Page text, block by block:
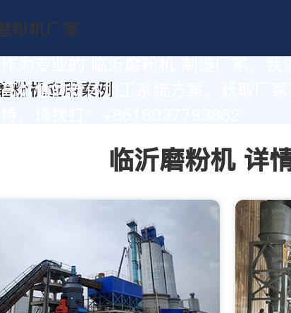
高价值的粉体加工系统方案。获取厂家
临沂磨粉机 详